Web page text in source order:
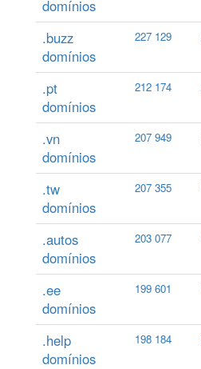
domínios
.buzz
domínios
227 129
.pt
domínios
212 174
.vn
domínios
207 949
.tw
domínios
207 355
.autos
domínios
203 077
.ee
domínios
199 601
.help
domínios
198 184